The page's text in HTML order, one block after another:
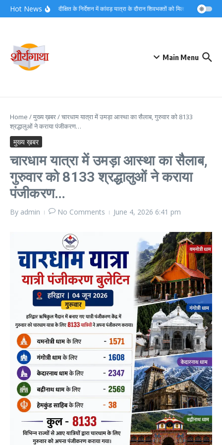
Skip to content
Hot Newsडीएम मयूर दीक्षित के निर्देशन में कांवड़ यात्रा के दौरान शिवभक्तों को मिल रहा त्वरित
Main Menu
Home /मुख्य ख़बर/चारधाम यात्रा में उमड़ा आस्था का सैलाब, गुरुवार को 8133
श्रद्धालुओं ने कराया पंजीकरण…
मुख्य ख़बर
चारधाम यात्रा में उमड़ा आस्था का सैलाब,
गुरुवार को 8133 श्रद्धालुओं ने कराया
पंजीकरण…
By admin No Comments June 4, 2026 6:41 pm